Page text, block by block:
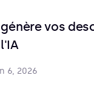
vos
6, 2026